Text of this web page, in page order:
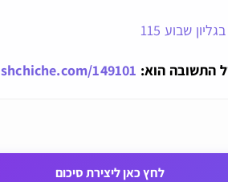
שבוע 115
shchiche.com/149101
לחץ כאן ליצירת סיכום